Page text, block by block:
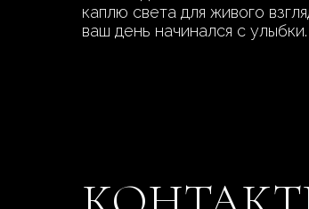
каплю света для живого
ваш день начинался с улыбки.